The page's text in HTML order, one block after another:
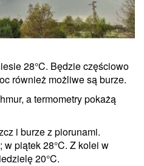
28°C. Będzie częściowo
również możliwe są burze.
a termometry pokażą
i burze z piorunami.
w piątek 28°C. Z kolei w
20°C.